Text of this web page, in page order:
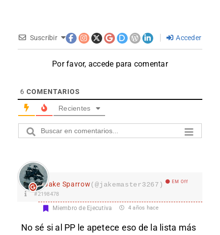
Suscribir Acceder
Por favor, accede para comentar
6 COMENTARIOS
Recientes
Jake Sparrow(@jakemaster3267) EM Off
#2198478
Miembro de Ejecutiva 4 años hace
No sé si al PP le apetece eso de la lista más